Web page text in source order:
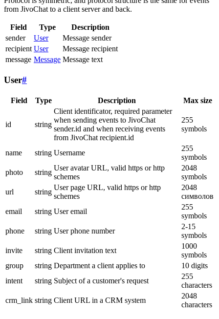
from JivoChat to a client server and back.
Field Type
Description
sender
User
Message sender
recipient User
Message recipient
message Message Message text
User#
Field Type Description Max size
id string
Client identificator, required parameter
when sending events to JivoChat
sender.id and when receiving events
from JivoChat recipient.id
255
symbols
name string Username
255
symbols
photo
string
User avatar URL, valid https or http
schemes
2048
symbols
url
string
User page URL, valid https or http
schemes
2048
символов
email
string User email
255
symbols
phone
string User phone number
2-15
symbols
invite
string Client invitation text
1000
symbols
group
string Department a client applies to
10 digits
intent
string Subject of a customer's request
255
characters
crm_link string Client URL in a CRM system
2048
characters